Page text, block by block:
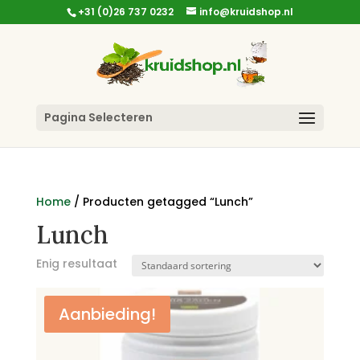
+31 (0)26 737 0232 info@kruidshop.nl
Pagina Selecteren
Home/ Producten getagged “Lunch”
Lunch
Enig resultaat
Aanbieding!